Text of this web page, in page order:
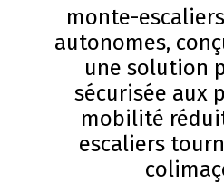
monte-
autonomes,
une solution
sécurisée aux
mobilité
escaliers